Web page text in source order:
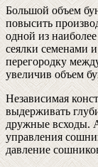
Большой объем
повысить
одной из
сеялки семенами
перегородку
увеличив объем
Независимая
выдерживать
дружные всходы.
управления
давление